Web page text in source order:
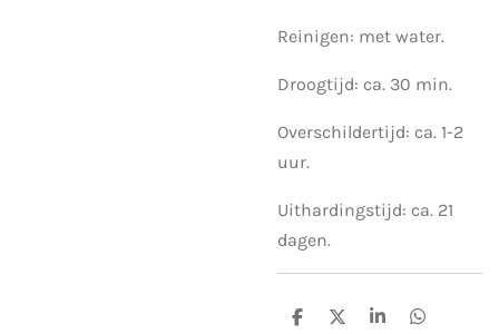
Reinigen: met water.
Droogtijd: ca. 30 min.
Overschildertijd: ca. 1-2
uur.
Uithardingstijd: ca. 21
dagen.
D
D
S
D